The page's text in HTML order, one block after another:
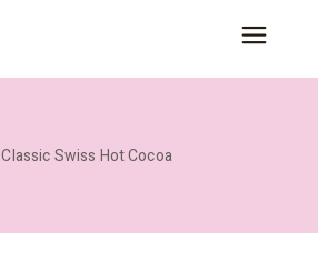
Classic Swiss Hot Cocoa